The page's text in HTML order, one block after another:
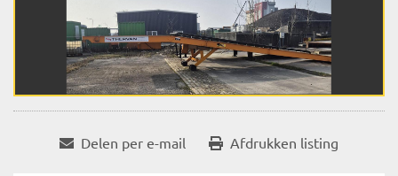
Delen per e-mail Afdrukken listing